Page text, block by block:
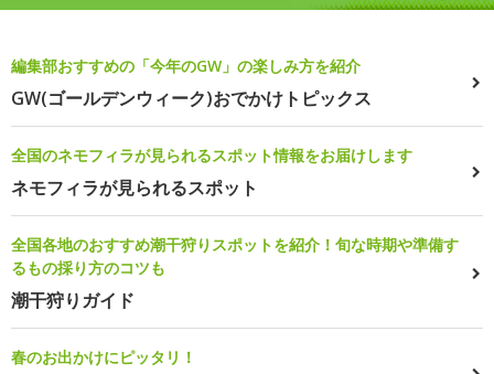
編集部おすすめの「今年のGW」の楽しみ方を紹介
GW(ゴールデンウィーク)おでかけトピックス
全国のネモフィラが見られるスポット情報をお届けします
ネモフィラが見られるスポット
全国各地のおすすめ潮干狩りスポットを紹介！旬な時期や準備す
るもの採り方のコツも
潮干狩りガイド
春のお出かけにピッタリ！